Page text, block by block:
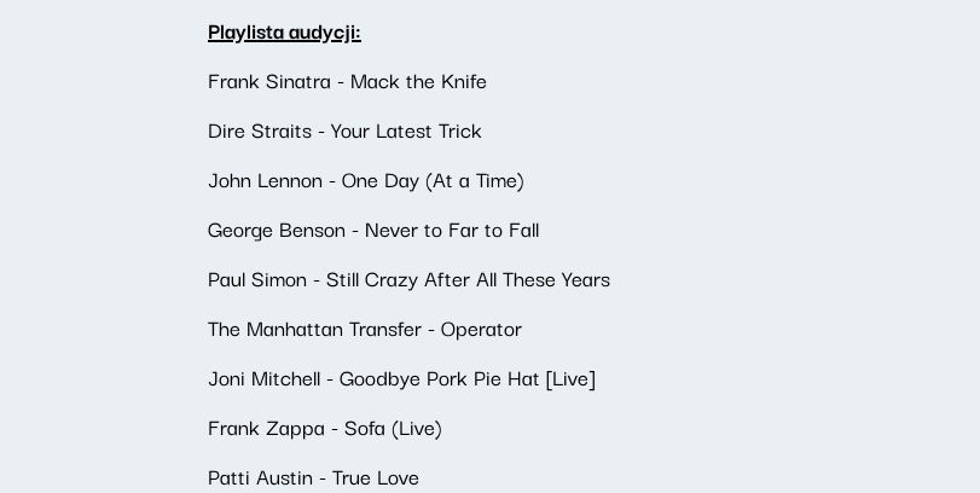
Playlista audycji:
Frank Sinatra - Mack the Knife
Dire Straits - Your Latest Trick
John Lennon - One Day (At a Time)
George Benson - Never to Far to Fall
Paul Simon - Still Crazy After All These Years
The Manhattan Transfer - Operator
Joni Mitchell - Goodbye Pork Pie Hat [Live]
Frank Zappa - Sofa (Live)
Patti Austin - True Love